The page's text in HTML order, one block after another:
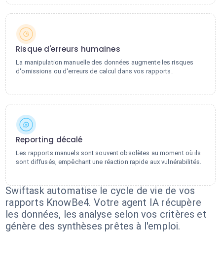
Risque d'erreurs humaines
La manipulation manuelle des données augmente les risques
d'omissions ou d'erreurs de calcul dans vos rapports.
Reporting décalé
Les rapports manuels sont souvent obsolètes au moment où ils
sont diffusés, empêchant une réaction rapide aux vulnérabilités.
Swiftask automatise le cycle de vie de vos
rapports KnowBe4. Votre agent IA récupère
les données, les analyse selon vos critères et
génère des synthèses prêtes à l'emploi.